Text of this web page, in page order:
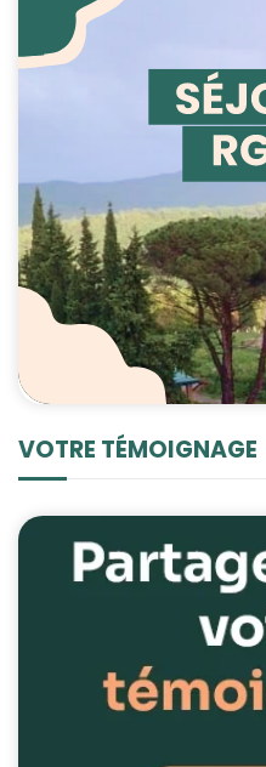
VOTRE TÉMOIGNAGE